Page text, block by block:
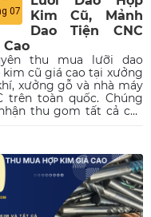
07
Kim Cũ, Mảnh
Dao Tiện CNC
Cao
thu mua lưỡi dao
kim cũ giá cao tại xưởng
xưởng gỗ và nhà máy
trên toàn quốc. Chúng
thu gom tất cả các
và lưỡi cưa hợp kim đã
gãy hoặc hư hỏng. Liên